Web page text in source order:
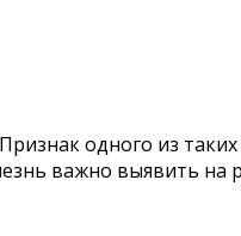
одного из
важно выявить на